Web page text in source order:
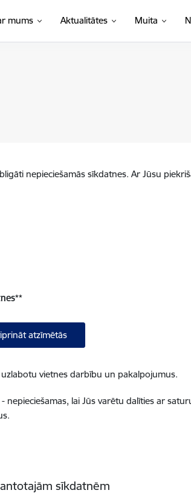
mums Aktualitātes Muita
nepieciešamās sīkdatnes. Ar Jūsu
**
atzīmētās
vietnes darbību un pakalpojumus.
lai Jūs varētu dalīties ar
sīkdatnēm